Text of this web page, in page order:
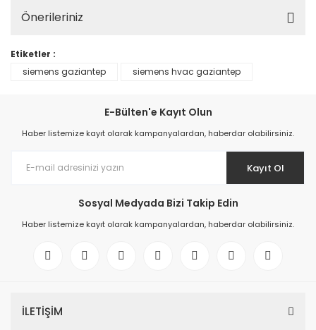
Önerileriniz
Etiketler :
siemens gaziantep
siemens hvac gaziantep
E-Bülten'e Kayıt Olun
Haber listemize kayıt olarak kampanyalardan, haberdar olabilirsiniz.
Kayıt Ol
Sosyal Medyada Bizi Takip Edin
Haber listemize kayıt olarak kampanyalardan, haberdar olabilirsiniz.
İLETİŞİM